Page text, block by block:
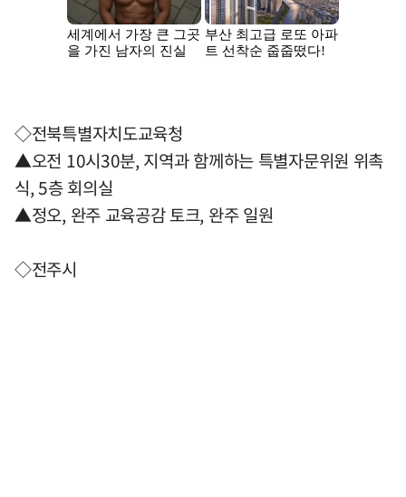
◇전북특별자치도교육청
▲오전 10시30분, 지역과 함께하는 특별자문위원 위촉
식, 5층 회의실
▲정오, 완주 교육공감 토크, 완주 일원
◇전주시